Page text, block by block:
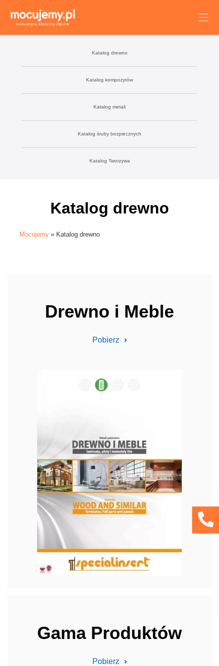
Katalog drewno
Katalog kompozytów
Katalog metali
Katalog śruby bezpiecznych
Katalog Tworzywa
Katalog drewno
Mocujemy » Katalog drewno
Drewno i Meble
Pobierz
Gama Produktów
Pobierz